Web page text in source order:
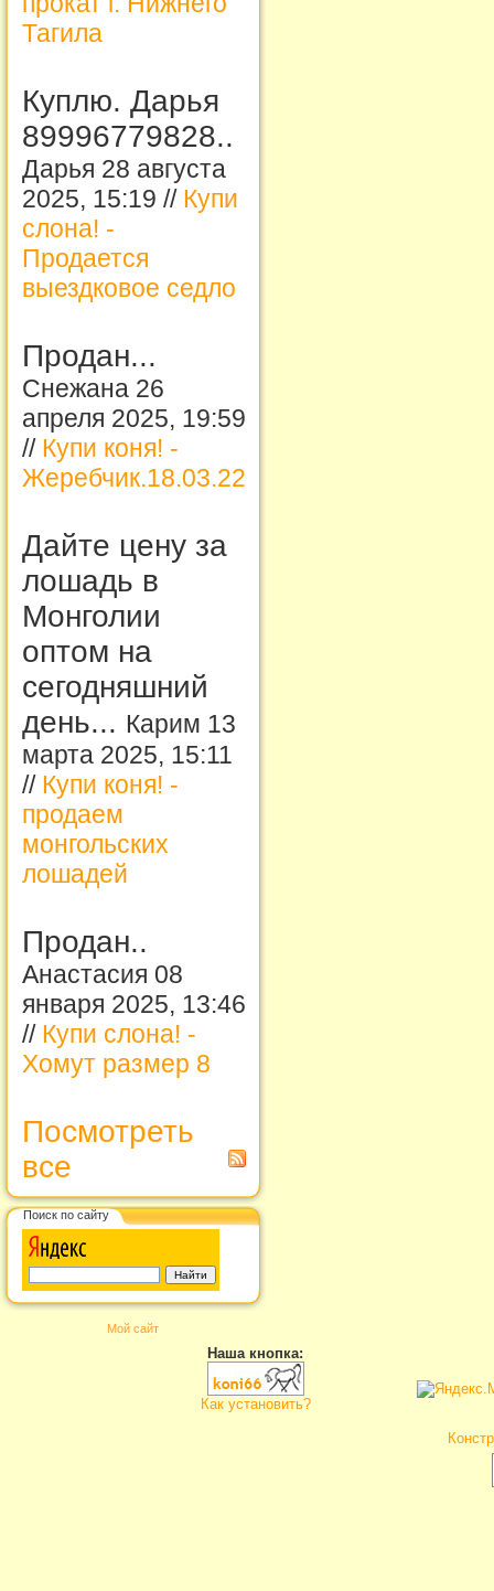
Тагила
Куплю. Дарья
89996779828..
Дарья 28 августа
2025, 15:19 // Купи
слона! -
Продается
выездковое седло
Продан...
Снежана 26
апреля 2025, 19:59
// Купи коня! -
Жеребчик.18.03.22
Дайте цену за
лошадь в
Монголии
оптом на
сегодняшний
день... Карим 13
марта 2025, 15:11
// Купи коня! -
продаем
монгольских
лошадей
Продан..
Анастасия 08
января 2025, 13:46
// Купи слона! -
Хомут размер 8
Посмотреть
все
Поиск по сайту
Мой сайт
Наша кнопка:
Как установить?